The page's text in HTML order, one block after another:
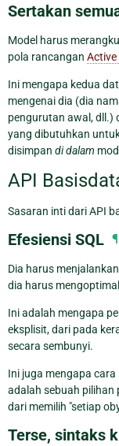
Sertakan
Model harus
pola rancangan Active
Ini mengapa kedua
mengenai dia (dia
pengurutan awal, dll.)
yang dibutuhkan
disimpan di dalam
API
Sasaran inti dari API
Efesiensi SQL ¶
Dia harus
dia harus
Ini adalah mengapa
eksplisit, dari pada
secara sembunyi.
Ini juga mengapa cara
adalah sebuah pilihan
dari memilih "setiap
Terse, sintaks